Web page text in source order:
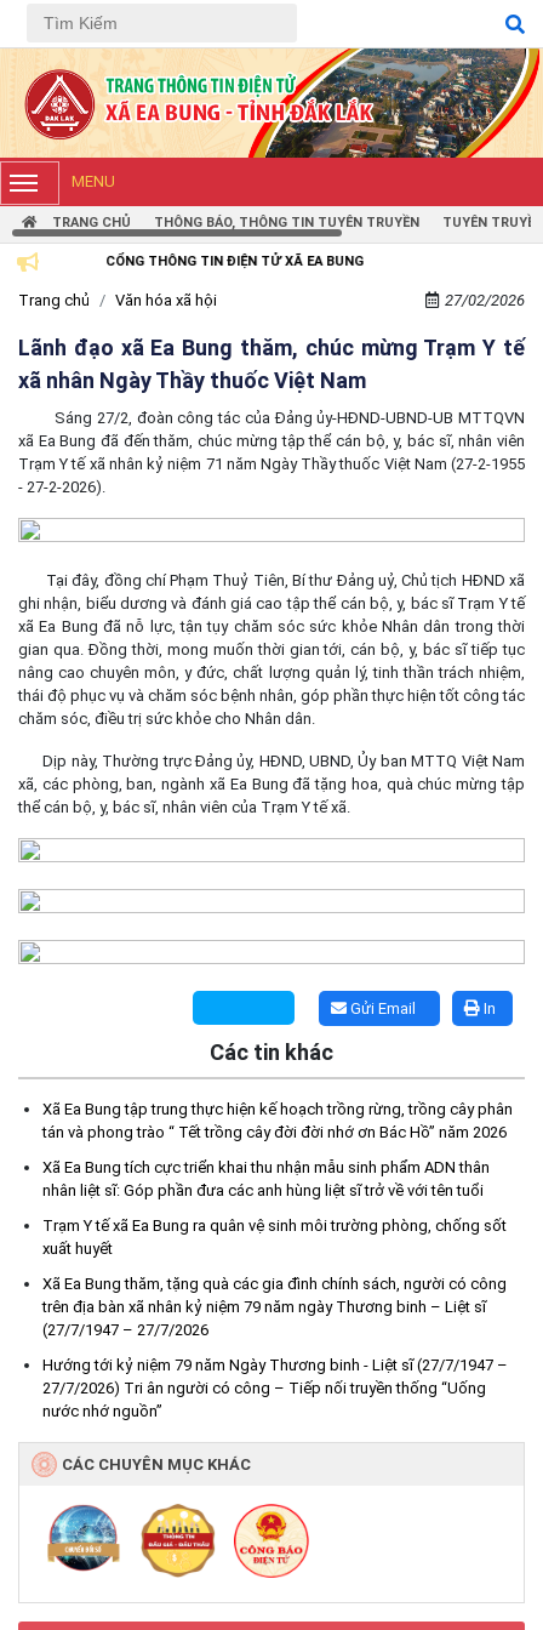
MENU
TRANG CHỦ THÔNG BÁO, THÔNG TIN TUYÊN TRUYỀN TUYÊN
CỔNG THÔNG TIN ĐIỆN TỬ XÃ EA BUNG
Trang chủ Văn hóa xã hội 27/02/2026
Lãnh đạo xã Ea Bung thăm, chúc mừng Trạm Y tế
xã nhân Ngày Thầy thuốc Việt Nam
Sáng 27/2, đoàn công tác của Đảng ủy-HĐND-UBND-UB MTTQVN
xã Ea Bung đã đến thăm, chúc mừng tập thể cán bộ, y, bác sĩ, nhân viên
Trạm Y tế xã nhân kỷ niệm 71 năm Ngày Thầy thuốc Việt Nam (27-2-1955
- 27-2-2026).
Tại đây, đồng chí Phạm Thuỷ Tiên, Bí thư Đảng uỷ, Chủ tịch HĐND xã
ghi nhận, biểu dương và đánh giá cao tập thể cán bộ, y, bác sĩ Trạm Y tế
xã Ea Bung đã nỗ lực, tận tụy chăm sóc sức khỏe Nhân dân trong thời
gian qua. Đồng thời, mong muốn thời gian tới, cán bộ, y, bác sĩ tiếp tục
nâng cao chuyên môn, y đức, chất lượng quản lý, tinh thần trách nhiệm,
thái độ phục vụ và chăm sóc bệnh nhân, góp phần thực hiện tốt công tác
chăm sóc, điều trị sức khỏe cho Nhân dân.
Dịp này, Thường trực Đảng ủy, HĐND, UBND, Ủy ban MTTQ Việt Nam
xã, các phòng, ban, ngành xã Ea Bung đã tặng hoa, quà chúc mừng tập
thể cán bộ, y, bác sĩ, nhân viên của Trạm Y tế xã.
In
Gửi Email
Các tin khác
Xã Ea Bung tập trung thực hiện kế hoạch trồng rừng, trồng cây phân
tán và phong trào “ Tết trồng cây đời đời nhớ ơn Bác Hồ” năm 2026
Xã Ea Bung tích cực triển khai thu nhận mẫu sinh phẩm ADN thân
nhân liệt sĩ: Góp phần đưa các anh hùng liệt sĩ trở về với tên tuổi
Trạm Y tế xã Ea Bung ra quân vệ sinh môi trường phòng, chống sốt
xuất huyết
Xã Ea Bung thăm, tặng quà các gia đình chính sách, người có công
trên địa bàn xã nhân kỷ niệm 79 năm ngày Thương binh – Liệt sĩ
(27/7/1947 – 27/7/2026
Hướng tới kỷ niệm 79 năm Ngày Thương binh - Liệt sĩ (27/7/1947 –
27/7/2026) Tri ân người có công – Tiếp nối truyền thống “Uống
nước nhớ nguồn”
CÁC CHUYÊN MỤC KHÁC
Hưởng ứng cao điểm tuần lễ truyền thông Lễ hội Sầu riêng Đắk
Lắk 2026
(07/08/2026)
ninh mạng Việt Nam năm 2026
(06/08/2026)
UBND xã Ea Bung thông báo về tìm chủ sở hữu cá thể động vật
hoang dã